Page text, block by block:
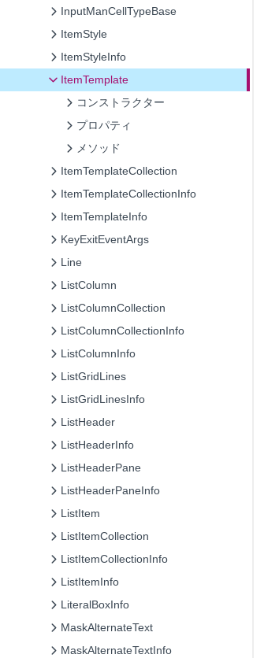
InputManCellTypeBase
ItemStyle
ItemStyleInfo
ItemTemplate
コンストラクター
プロパティ
メソッド
ItemTemplateCollection
ItemTemplateCollectionInfo
ItemTemplateInfo
KeyExitEventArgs
Line
ListColumn
ListColumnCollection
ListColumnCollectionInfo
ListColumnInfo
ListGridLines
ListGridLinesInfo
ListHeader
ListHeaderInfo
ListHeaderPane
ListHeaderPaneInfo
ListItem
ListItemCollection
ListItemCollectionInfo
ListItemInfo
LiteralBoxInfo
MaskAlternateText
MaskAlternateTextInfo